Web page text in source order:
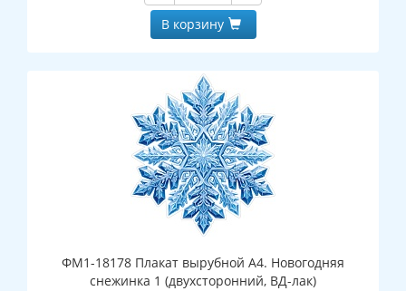
В корзину
ФМ1-18178 Плакат вырубной А4. Новогодняя
снежинка 1 (двухсторонний, ВД-лак)